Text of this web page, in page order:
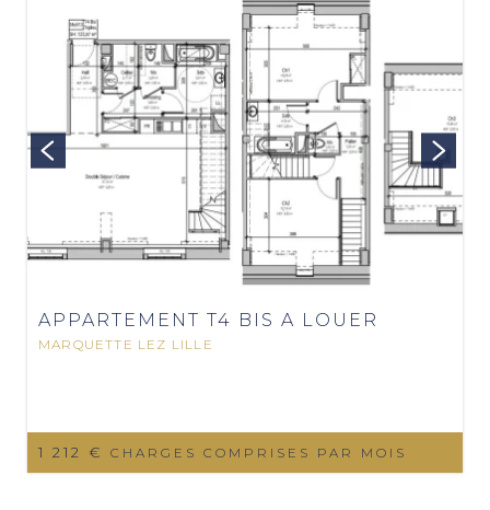
APPARTEMENT T4 BIS A LOUER
MARQUETTE LEZ LILLE
1 212 € CHARGES COMPRISES PAR MOIS